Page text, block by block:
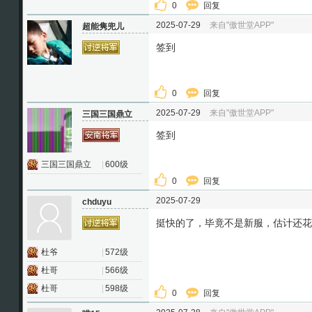
0 回复
超能隽兜儿 2025-07-29 来自"傲世堂APP"
签到
0 回复
三国三国鼎立
三国三国鼎立 600级
2025-07-29 来自"傲世堂APP"
签到
0 回复
chduyu
杜爷
572级
杜哥
566级
杜哥
598级
2025-07-29
挺快的了，毕竟不是新服，估计还
0 回复